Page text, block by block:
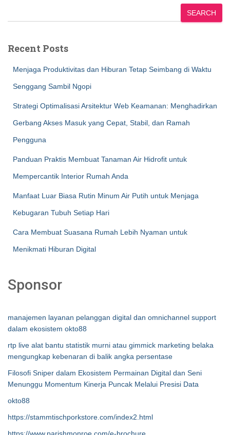
SEARCH
Recent Posts
Menjaga Produktivitas dan Hiburan Tetap Seimbang di Waktu
Senggang Sambil Ngopi
Strategi Optimalisasi Arsitektur Web Keamanan: Menghadirkan
Gerbang Akses Masuk yang Cepat, Stabil, dan Ramah
Pengguna
Panduan Praktis Membuat Tanaman Air Hidrofit untuk
Mempercantik Interior Rumah Anda
Manfaat Luar Biasa Rutin Minum Air Putih untuk Menjaga
Kebugaran Tubuh Setiap Hari
Cara Membuat Suasana Rumah Lebih Nyaman untuk
Menikmati Hiburan Digital
Sponsor
manajemen layanan pelanggan digital dan omnichannel support
dalam ekosistem okto88
rtp live alat bantu statistik murni atau gimmick marketing belaka
mengungkap kebenaran di balik angka persentase
Filosofi Sniper dalam Ekosistem Permainan Digital dan Seni
Menunggu Momentum Kinerja Puncak Melalui Presisi Data
okto88
https://stammtischporkstore.com/index2.html